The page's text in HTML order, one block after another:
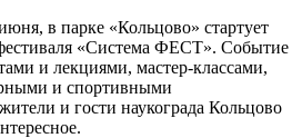
в парке «Кольцово» стартует
«Система ФЕСТ». Событие
и лекциями, мастер-классами,
и спортивными
и гости наукограда Кольцово